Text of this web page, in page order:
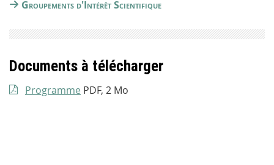
Groupements d'Intérêt Scientifique
Documents à télécharger
Programme PDF, 2 Mo